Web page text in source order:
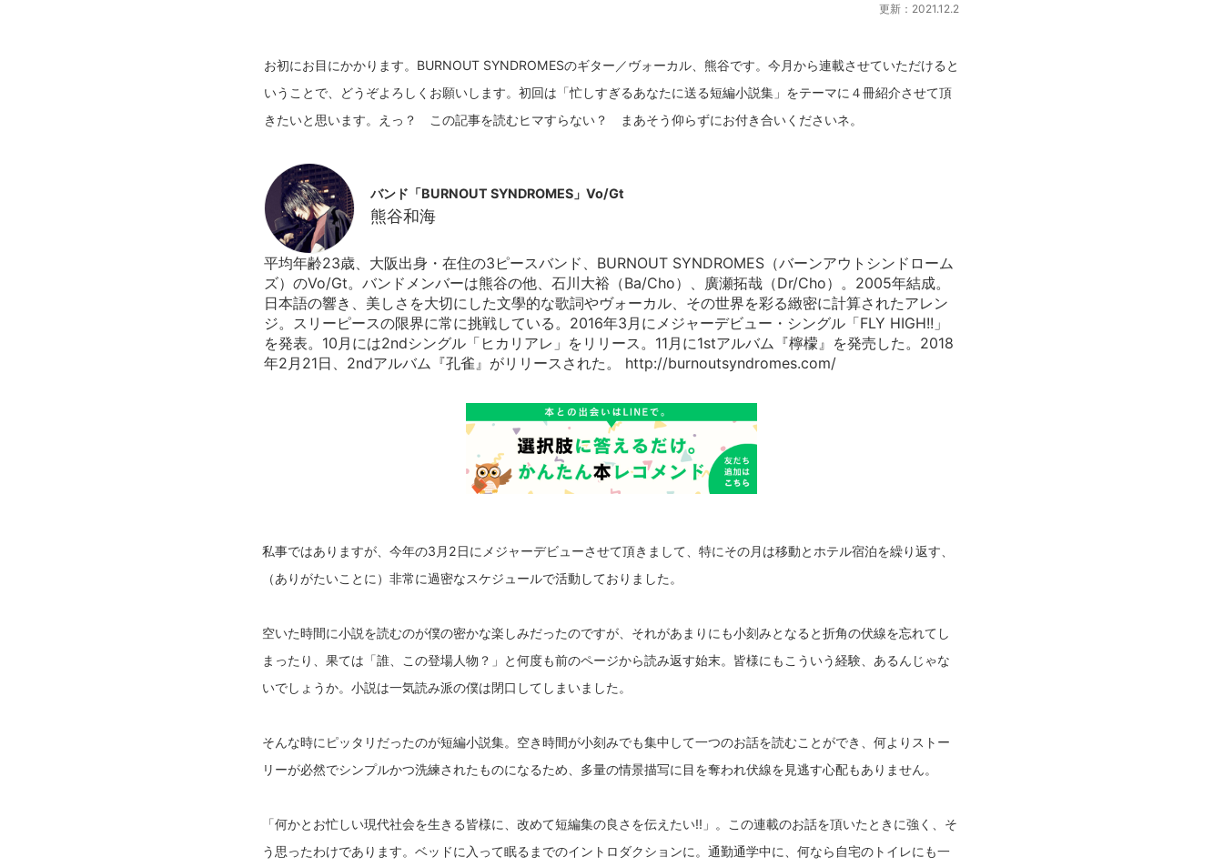
更新：2021.12.2
お初にお目にかかります。BURNOUT SYNDROMESのギター／ヴォーカル、熊谷です。今月から連載させていただけると
いうことで、どうぞよろしくお願いします。初回は「忙しすぎるあなたに送る短編小説集」をテーマに４冊紹介させて頂
バンド「BURNOUT SYNDROMES」Vo/Gt
熊谷和海
平均年齢23歳、大阪出身・在住の3ピースバンド、BURNOUT SYNDROMES（バーンアウトシンドローム
ズ）のVo/Gt。バンドメンバーは熊谷の他、石川大裕（Ba/Cho）、廣瀬拓哉（Dr/Cho）。2005年結成。
日本語の響き、美しさを大切にした文學的な歌詞やヴォーカル、その世界を彩る緻密に計算されたアレン
ジ。スリーピースの限界に常に挑戦している。2016年3月にメジャーデビュー・シングル「FLY HIGH!!」
を発表。10月には2ndシングル「ヒカリアレ」をリリース。11月に1stアルバム『檸檬』を発売した。2018
年2月21日、2ndアルバム『孔雀』がリリースされた。 http://burnoutsyndromes.com/
私事ではありますが、今年の3月2日にメジャーデビューさせて頂きまして、特にその月は移動とホテル宿泊を繰り返す、
（ありがたいことに）非常に過密なスケジュールで活動しておりました。
空いた時間に小説を読むのが僕の密かな楽しみだったのですが、それがあまりにも小刻みとなると折角の伏線を忘れてし
まったり、果ては「誰、この登場人物？」と何度も前のページから読み返す始末。皆様にもこういう経験、あるんじゃな
いでしょうか。小説は一気読み派の僕は閉口してしまいました。
そんな時にピッタリだったのが短編小説集。空き時間が小刻みでも集中して一つのお話を読むことができ、何よりストー
リーが必然でシンプルかつ洗練されたものになるため、多量の情景描写に目を奪われ伏線を見逃す心配もありません。
「何かとお忙しい現代社会を生きる皆様に、改めて短編集の良さを伝えたい!!」。この連載のお話を頂いたときに強く、そ
う思ったわけであります。ベッドに入って眠るまでのイントロダクションに。通勤通学中に、何なら自宅のトイレにも一